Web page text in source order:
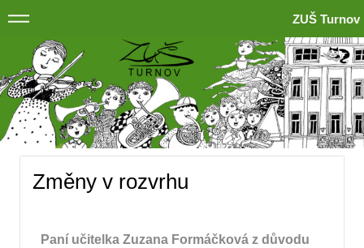
ZUŠ Turnov
Změny v rozvrhu
Paní učitelka Zuzana Formáčková z důvodu